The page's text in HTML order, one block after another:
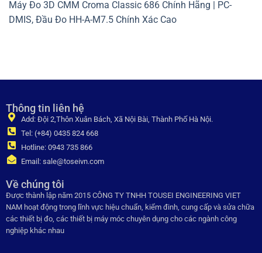
Máy Đo 3D CMM Croma Classic 686 Chính Hãng | PC-
DMIS, Đầu Đo HH-A-M7.5 Chính Xác Cao
Thông tin liên hệ
Add: Đội 2,Thôn Xuân Bách, Xã Nội Bài, Thành Phố Hà Nội.
Tel: (+84) 0435 824 668
Hotline: 0943 735 866
Email: sale@toseivn.com
Về chúng tôi
Được thành lập năm 2015 CÔNG TY TNHH TOUSEI ENGINEERING VIET
NAM hoạt động trong lĩnh vực hiệu chuẩn, kiểm đinh, cung cấp và sửa chữa
các thiết bị đo, các thiết bị máy móc chuyên dụng cho các ngành công
nghiệp khác nhau